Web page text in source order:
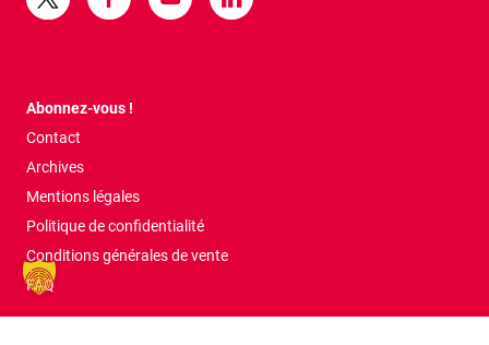
Abonnez-vous !
Contact
Archives
Mentions légales
Politique de confidentialité
Conditions générales de vente
FAQ